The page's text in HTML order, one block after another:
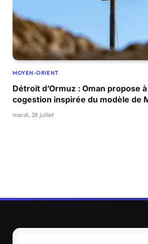
MOYEN-ORIENT
Détroit d’Ormuz : Oman propose
cogestion inspirée du modèle de
mardi, 28 juillet